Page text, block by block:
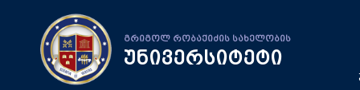
გრიგოლ რობაქიძის სახელობის
უნივერსიტეტი